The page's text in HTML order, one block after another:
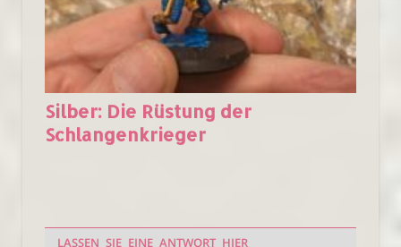
Silber: Die Rüstung der
Schlangenkrieger
LASSEN SIE EINE ANTWORT HIER